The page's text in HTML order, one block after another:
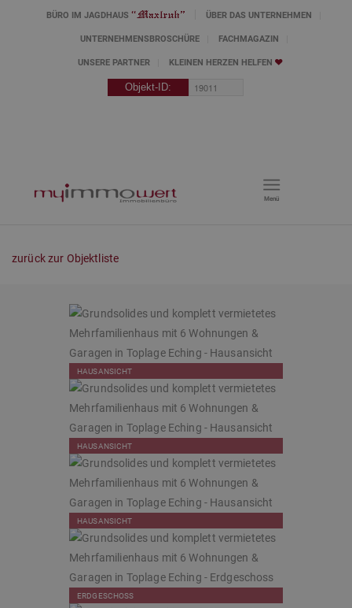
BÜRO IM JAGDHAUS ÜBER DAS UNTERNEHMEN
UNTERNEHMENSBROSCHÜRE FACHMAGAZIN
UNSERE PARTNER KLEINEN HERZEN HELFEN
Menü
zurück zur Objektliste
HAUSANSICHT
HAUSANSICHT
HAUSANSICHT
ERDGESCHOSS